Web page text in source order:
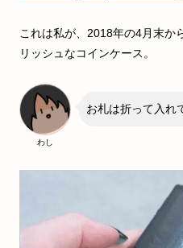
これは私が、2018年の4月末か
リッシュなコインケース。
わし
お札は折って入れ